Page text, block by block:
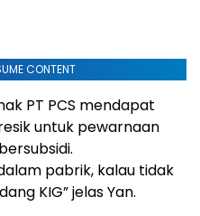
CONTENT
PT PCS mendapat
untuk pewarnaan
pabrik, kalau tidak
KIG” jelas Yan.